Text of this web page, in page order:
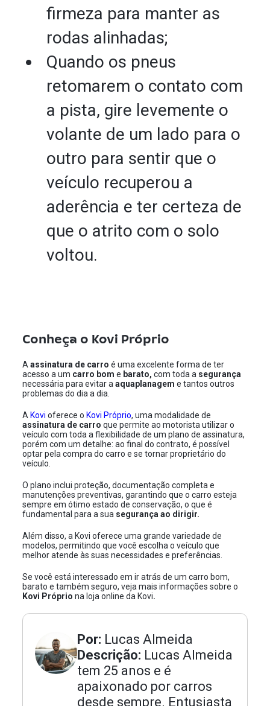
firmeza para manter as
rodas alinhadas;
Quando os pneus
retomarem o contato com
a pista, gire levemente o
volante de um lado para o
outro para sentir que o
veículo recuperou a
aderência e ter certeza de
que o atrito com o solo
voltou.
Conheça o Kovi Próprio
Aassinatura de carro é uma excelente forma de ter
acesso a um carro bome barato,com toda a segurança
necessária para evitar aaquaplanageme tantos outros
problemas do dia a dia.
A Kovi oferece o Kovi Próprio, uma modalidade de
assinatura de carro que permite ao motorista utilizar o
veículo com toda a flexibilidade de um plano de assinatura,
porém com um detalhe: ao final do contrato, é possível
optar pelacompra do carro e se tornar proprietário do
veículo.
O plano inclui proteção, documentação completa e
manutenções preventivas, garantindo que o carro esteja
sempre em ótimo estado de conservação, o que é
fundamental para a sua segurança ao dirigir.
Além disso, a Kovi oferece uma grande variedade de
modelos, permitindo que você escolha o veículo que
melhor atende às suas necessidades e preferências.
Se você está interessado em ir atrás de um carro bom,
barato e também seguro, veja mais informações sobre o
Kovi Própriona loja online da Kovi.
Por: Lucas Almeida
Descrição: Lucas Almeida
tem 25 anos e é
apaixonado por carros
desde sempre. Entusiasta